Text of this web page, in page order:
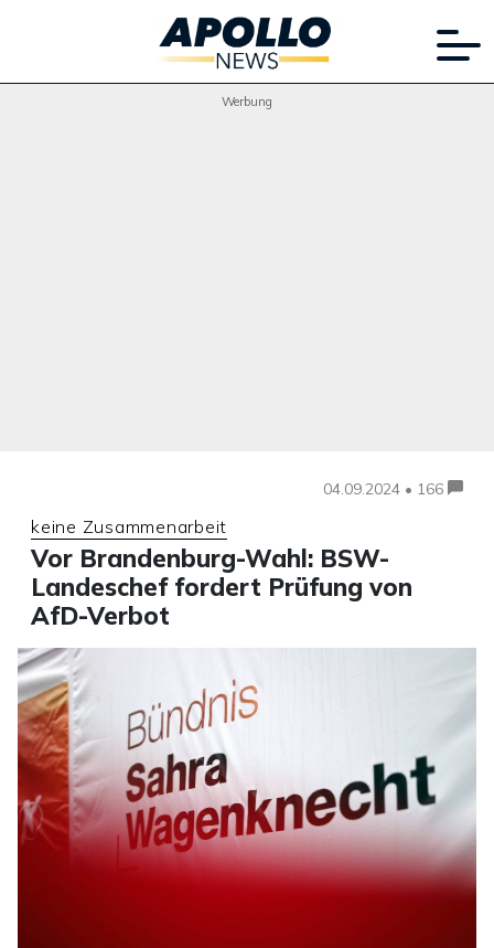
Werbung
04.09.2024 • 166
keine Zusammenarbeit
Vor Brandenburg-Wahl: BSW-
Landeschef fordert Prüfung von
AfD-Verbot